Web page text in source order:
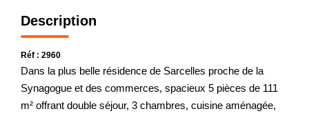
Description
Réf : 2960
Dans la plus belle résidence de Sarcelles proche de la
Synagogue et des commerces, spacieux 5 pièces de 111
m² offrant double séjour, 3 chambres, cuisine aménagée,